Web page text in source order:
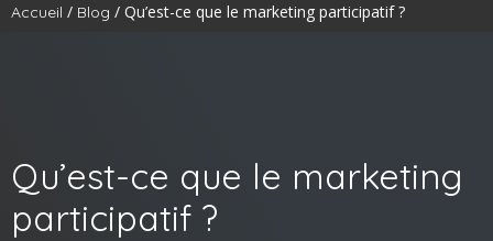
Accueil / Blog / Qu’est-ce que le marketing participatif ?
Qu’est-ce que le marketing
participatif ?